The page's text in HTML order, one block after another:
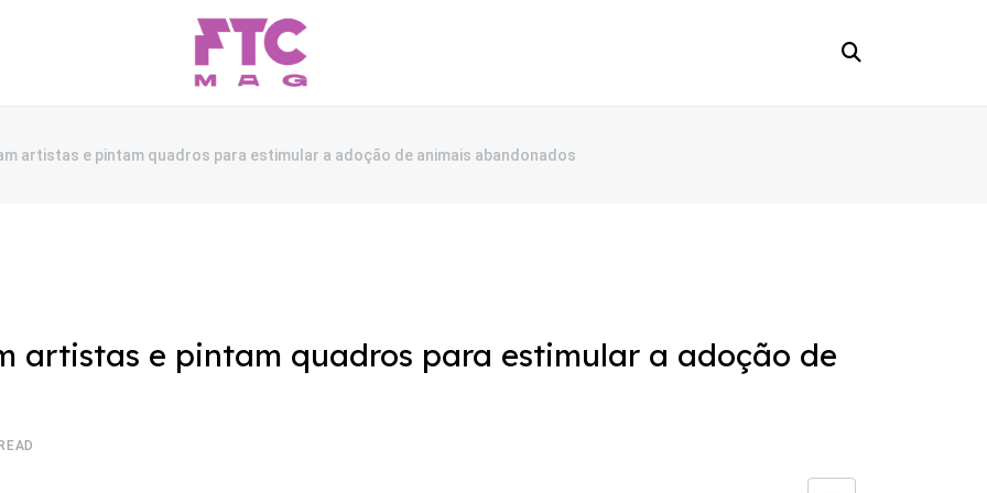
artistas e pintam quadros para estimular a adoção de animais abandonados
artistas e pintam quadros para estimular a adoção de